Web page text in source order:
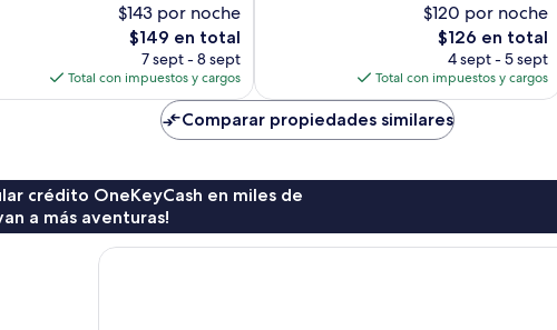
$143 por noche
El
precio
actual
es
$149 en total
7 sept - 8 sept
Total con impuestos y cargos
$120 por noche
El
precio
actual
es
de
$126
$126 en total
4 sept - 5 sept
Total con impuestos y cargos
Comparar propiedades similares
crédito OneKeyCash en miles de
a más aventuras!